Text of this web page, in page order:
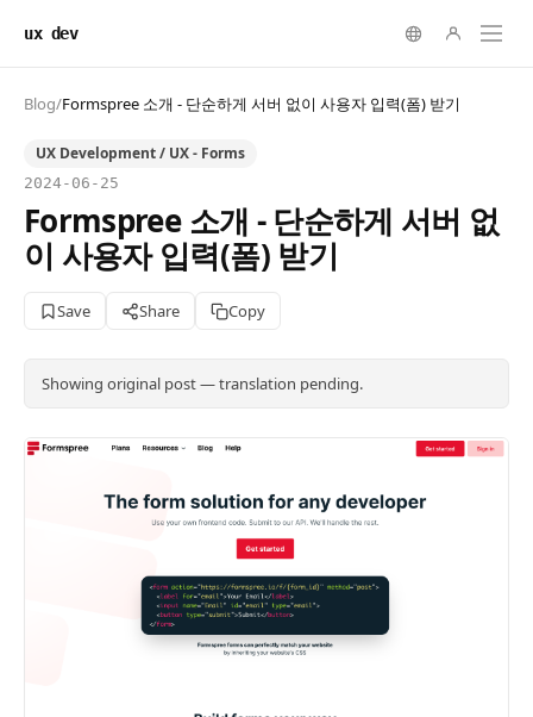
ux dev
Blog/Formspree 소개 - 단순하게 서버 없이 사용자 입력(폼) 받기
UX Development / UX - Forms
2024-06-25
Formspree 소개 - 단순하게 서버 없
이 사용자 입력(폼) 받기
Save Share Copy
Showing original post — translation pending.